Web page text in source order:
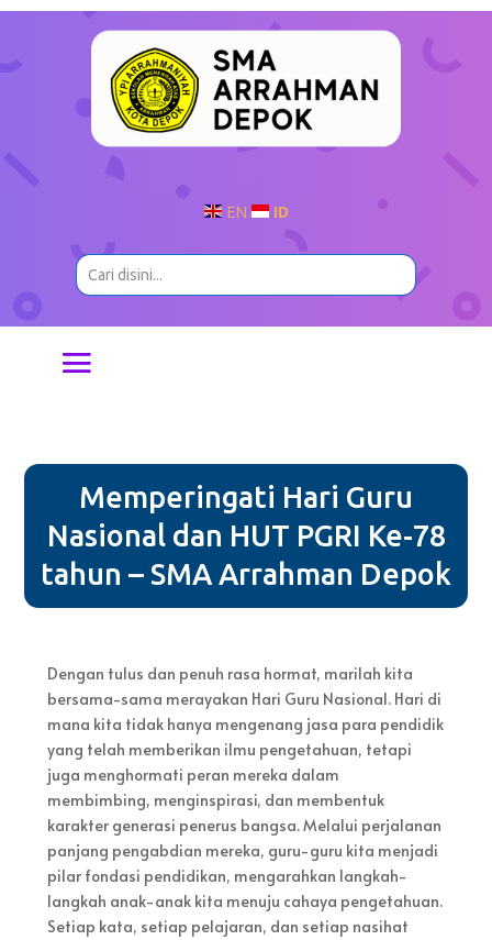
EN ID
Memperingati Hari Guru
Nasional dan HUT PGRI Ke-78
tahun – SMA Arrahman Depok
Dengan tulus dan penuh rasa hormat, marilah kita
bersama-sama merayakan Hari Guru Nasional. Hari di
mana kita tidak hanya mengenang jasa para pendidik
yang telah memberikan ilmu pengetahuan, tetapi
juga menghormati peran mereka dalam
membimbing, menginspirasi, dan membentuk
karakter generasi penerus bangsa. Melalui perjalanan
panjang pengabdian mereka, guru-guru kita menjadi
pilar fondasi pendidikan, mengarahkan langkah-
langkah anak-anak kita menuju cahaya pengetahuan.
Setiap kata, setiap pelajaran, dan setiap nasihat